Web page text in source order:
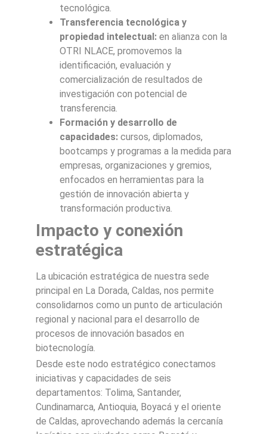
tecnológica.
Transferencia tecnológica y
propiedad intelectual: en alianza con la
OTRI NLACE, promovemos la
identificación, evaluación y
comercialización de resultados de
investigación con potencial de
transferencia.
Formación y desarrollo de
capacidades: cursos, diplomados,
bootcamps y programas a la medida para
empresas, organizaciones y gremios,
enfocados en herramientas para la
gestión de innovación abierta y
transformación productiva.
Impacto y conexión
estratégica
La ubicación estratégica de nuestra sede
principal en La Dorada, Caldas, nos permite
consolidarnos como un punto de articulación
regional y nacional para el desarrollo de
procesos de innovación basados en
biotecnología.
Desde este nodo estratégico conectamos
iniciativas y capacidades de seis
departamentos: Tolima, Santander,
Cundinamarca, Antioquia, Boyacá y el oriente
de Caldas, aprovechando además la cercanía